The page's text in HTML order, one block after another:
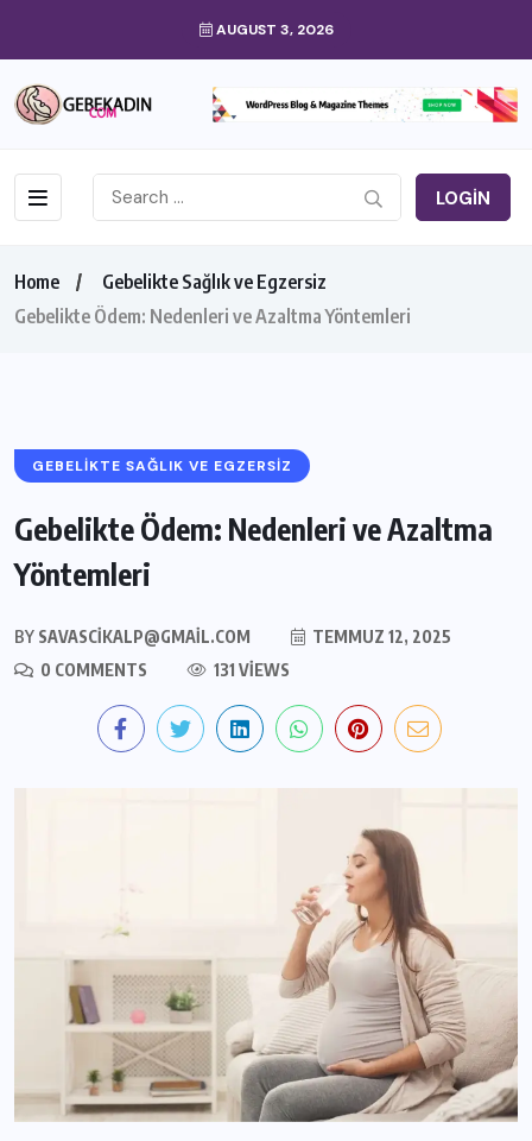
AUGUST 3, 2026
LOGIN
Home
Gebelikte Sağlık ve Egzersiz
Gebelikte Ödem: Nedenleri ve Azaltma Yöntemleri
GEBELIKTE SAĞLIK VE EGZERSIZ
Gebelikte Ödem: Nedenleri ve Azaltma
Yöntemleri
BY SAVASCIKALP@GMAIL.COM
TEMMUZ 12, 2025
0 COMMENTS
131 VIEWS